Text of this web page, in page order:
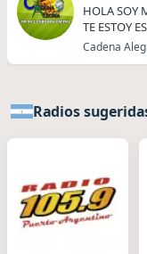
HOLA SOY
TE ESTOY
Cadena
Radios